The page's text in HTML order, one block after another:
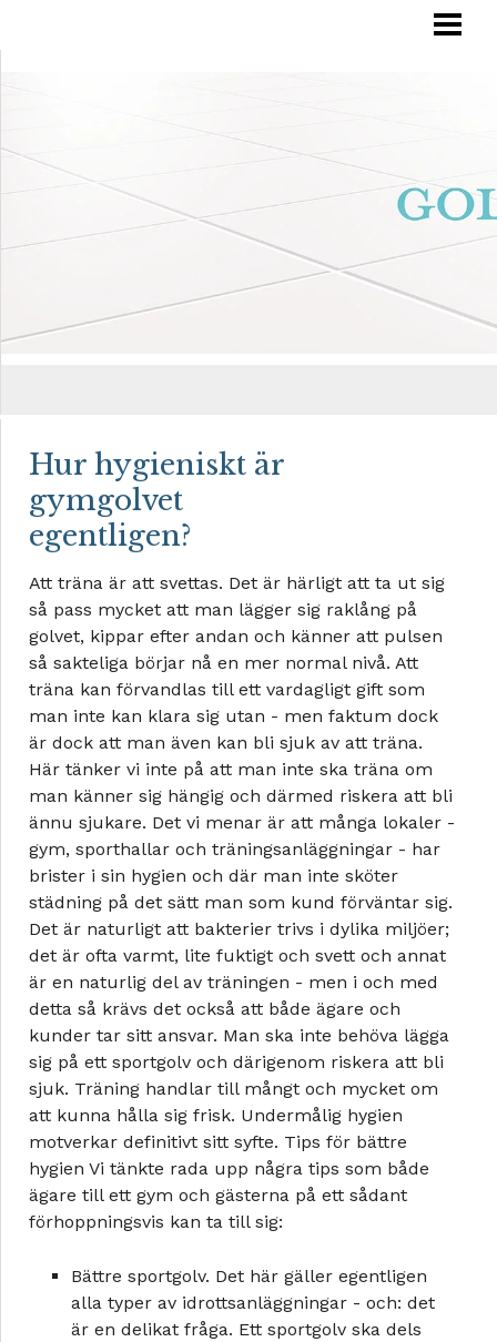
MÅLA TRÄGOLV
Hur hygieniskt är
gymgolvet
egentligen?
Att träna är att svettas. Det är härligt att ta ut sig
så pass mycket att man lägger sig raklång på
golvet, kippar efter andan och känner att pulsen
så sakteliga börjar nå en mer normal nivå. Att
träna kan förvandlas till ett vardagligt gift som
man inte kan klara sig utan - men faktum dock
är dock att man även kan bli sjuk av att träna.
Här tänker vi inte på att man inte ska träna om
man känner sig hängig och därmed riskera att bli
ännu sjukare. Det vi menar är att många lokaler -
gym, sporthallar och träningsanläggningar - har
brister i sin hygien och där man inte sköter
städning på det sätt man som kund förväntar sig.
Det är naturligt att bakterier trivs i dylika miljöer;
det är ofta varmt, lite fuktigt och svett och annat
är en naturlig del av träningen - men i och med
detta så krävs det också att både ägare och
kunder tar sitt ansvar. Man ska inte behöva lägga
sig på ett sportgolv och därigenom riskera att bli
sjuk. Träning handlar till mångt och mycket om
att kunna hålla sig frisk. Undermålig hygien
motverkar definitivt sitt syfte. Tips för bättre
hygien Vi tänkte rada upp några tips som både
ägare till ett gym och gästerna på ett sådant
förhoppningsvis kan ta till sig:
Bättre sportgolv. Det här gäller egentligen
alla typer av idrottsanläggningar - och: det
är en delikat fråga. Ett sportgolv ska dels